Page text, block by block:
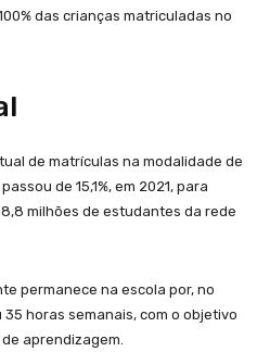
das crianças matriculadas no
de matrículas na modalidade de
de 15,1%, em 2021, para
milhões de estudantes da rede
permanece na escola por, no
horas semanais, com o objetivo
aprendizagem.